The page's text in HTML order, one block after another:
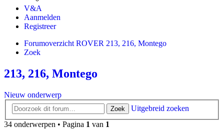
V&A
Aanmelden
Registreer
Forumoverzicht ROVER 213, 216, Montego
Zoek
213, 216, Montego
Nieuw onderwerp
Zoek
Uitgebreid zoeken
34 onderwerpen • Pagina 1 van 1